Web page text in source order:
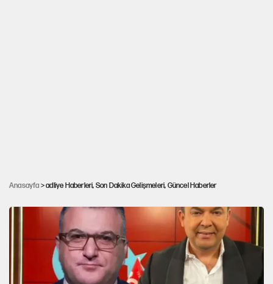
Anasayfa > adliye Haberleri, Son Dakika Gelişmeleri, Güncel Haberler
tutuklandı